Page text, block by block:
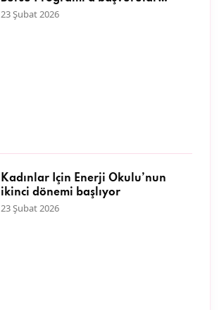
başladı
23 Şubat 2026
Kadınlar İçin Enerji Okulu’nun
ikinci dönemi başlıyor
23 Şubat 2026